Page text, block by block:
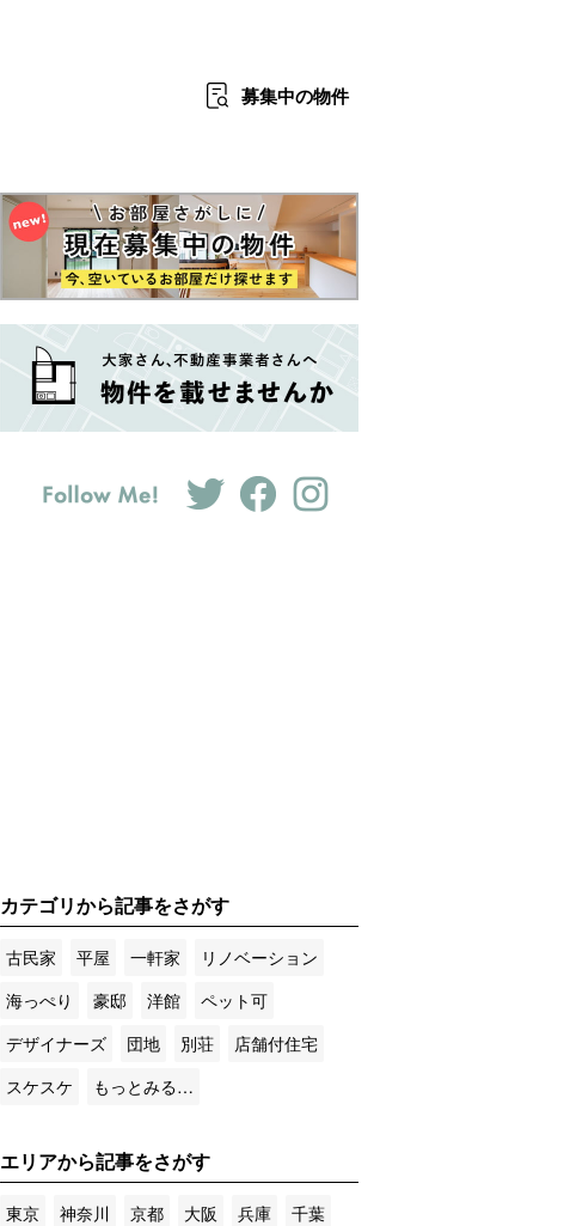
募集中の物件
カテゴリから記事をさがす
古民家 平屋 一軒家
リノベーション
海っぺり
豪邸 洋館
ペット可
デザイナーズ
団地 別荘
店舗付住宅
スケスケ
もっとみる…
エリアから記事をさがす
東京 神奈川 京都 大阪 兵庫
千葉